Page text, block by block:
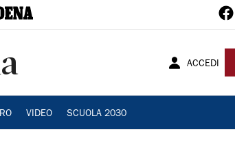
ACCEDI
VIDEO SCUOLA 2030